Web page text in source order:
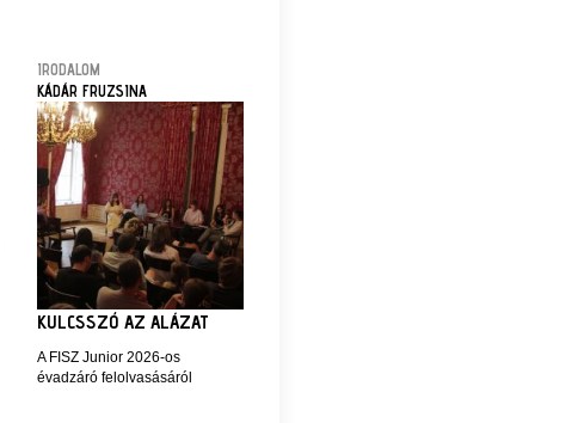
IRODALOM
KÁDÁR FRUZSINA
KULCSSZÓ AZ ALÁZAT
A FISZ Junior 2026-os
évadzáró felolvasásáról